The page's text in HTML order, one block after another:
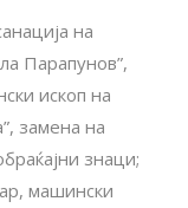
на
Парапунов”,
ископ на
замена на
знаци;
машински